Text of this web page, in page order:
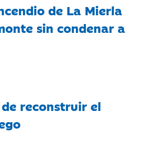
de La Mierla
sin condenar a
reconstruir el